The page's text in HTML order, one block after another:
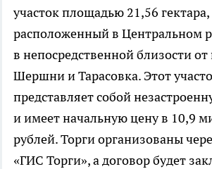
участок площадью 21,56 гектара,
расположенный в Центральном
в непосредственной близости от
Шершни и Тарасовка. Этот
представляет собой
и имеет начальную цену в 10,9
рублей. Торги организованы
«ГИС Торги», а договор будет